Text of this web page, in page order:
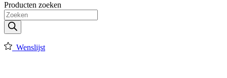
Producten zoeken
Wenslijst